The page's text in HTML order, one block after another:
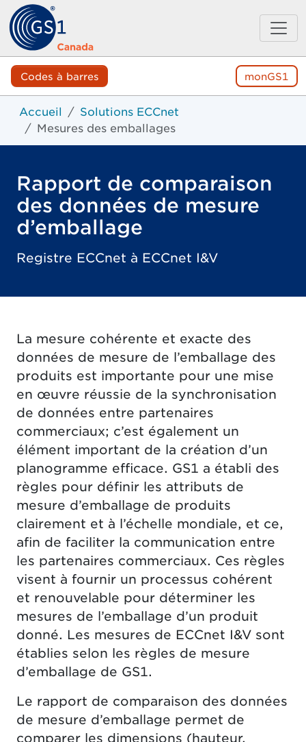
Codes à barres monGS1
Accueil
Solutions ECCnet
Mesures des emballages
Rapport de comparaison
des données de mesure
d’emballage
Registre ECCnet à ECCnet I&V
La mesure cohérente et exacte des
données de mesure de l’emballage des
produits est importante pour une mise
en œuvre réussie de la synchronisation
de données entre partenaires
commerciaux; c’est également un
élément important de la création d’un
planogramme efficace. GS1 a établi des
règles pour définir les attributs de
mesure d’emballage de produits
clairement et à l’échelle mondiale, et ce,
afin de faciliter la communication entre
les partenaires commerciaux. Ces règles
visent à fournir un processus cohérent
et renouvelable pour déterminer les
mesures de l’emballage d’un produit
donné. Les mesures de ECCnet I&V sont
établies selon les règles de mesure
d’emballage de GS1.
Le rapport de comparaison des données
de mesure d’emballage permet de
comparer les dimensions (hauteur,